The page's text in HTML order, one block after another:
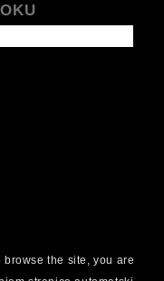
the site, you are